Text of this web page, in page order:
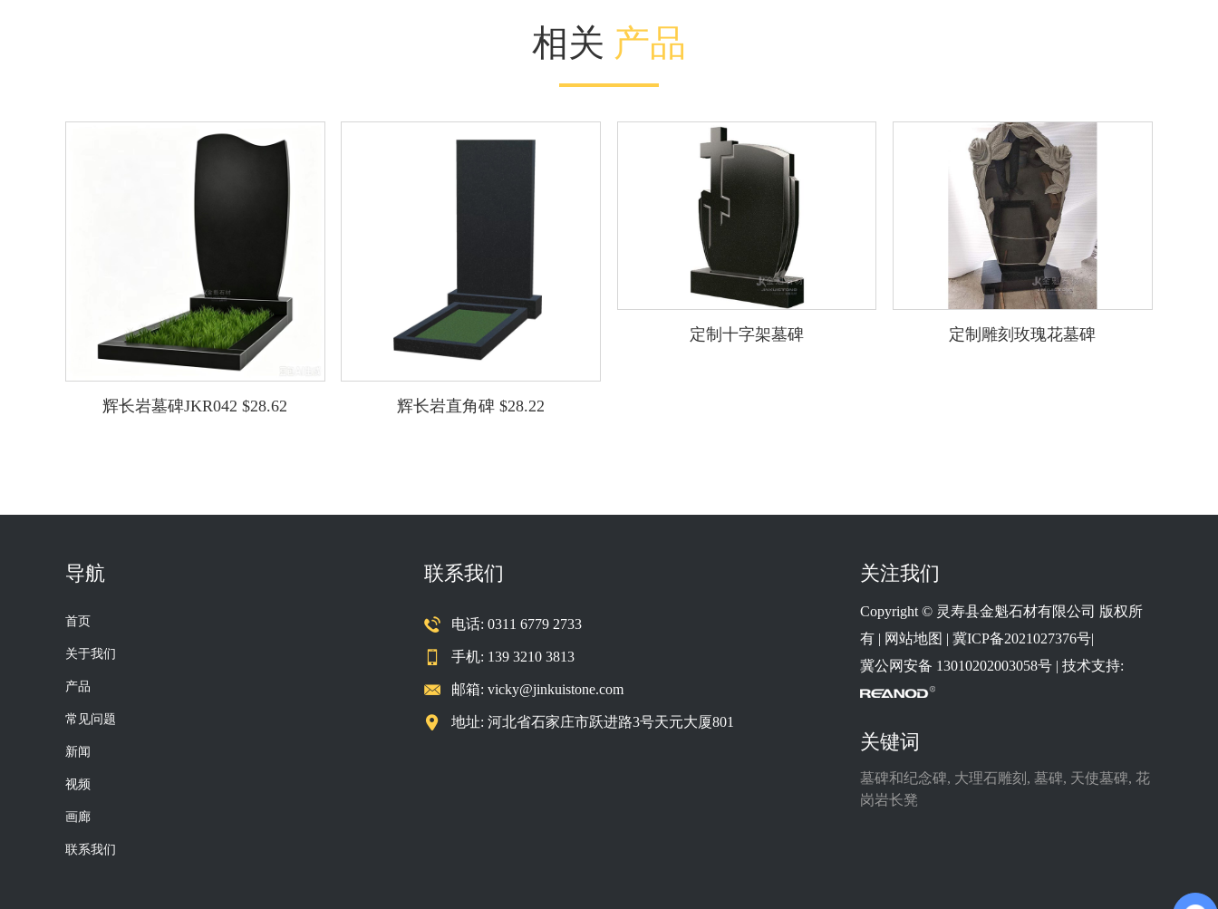
相关 产品
辉长岩墓碑JKR042 $28.62 辉长岩直角碑 $28.22
定制十字架墓碑 定制雕刻玫瑰花墓碑
导航
首页
关于我们
产品
常见问题
新闻
视频
画廊
联系我们
联系我们
电话: 0311 6779 2733
手机: 139 3210 3813
邮箱: vicky@jinkuistone.com
地址: 河北省石家庄市跃进路3号天元大厦801
关注我们
Copyright © 灵寿县金魁石材有限公司 版权所
有 | 网站地图 | 冀ICP备2021027376号|
冀公网安备 13010202003058号 | 技术支持:
关键词
墓碑和纪念碑, 大理石雕刻 , 墓碑, 天使墓碑, 花
岗岩长凳